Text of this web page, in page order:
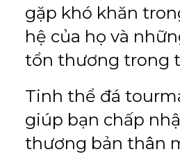
gặp khó khăn
hệ của họ và
tổn thương trong
Tinh thể đá
giúp bạn chấp
thương bản thân